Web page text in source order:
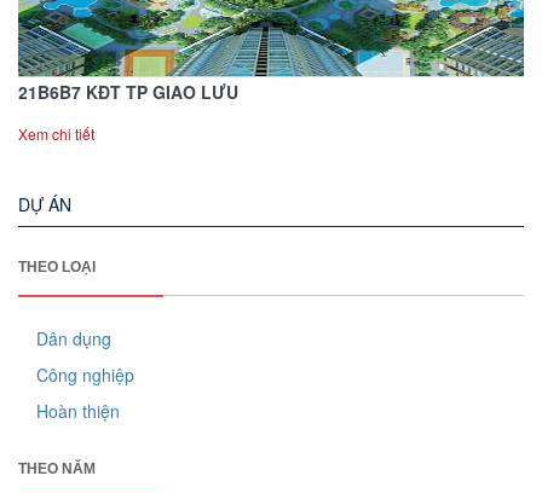
21B6B7 KĐT TP GIAO LƯU
Xem chi tiết
DỰ ÁN
THEO LOẠI
Dân dụng
Công nghiệp
Hoàn thiện
THEO NĂM